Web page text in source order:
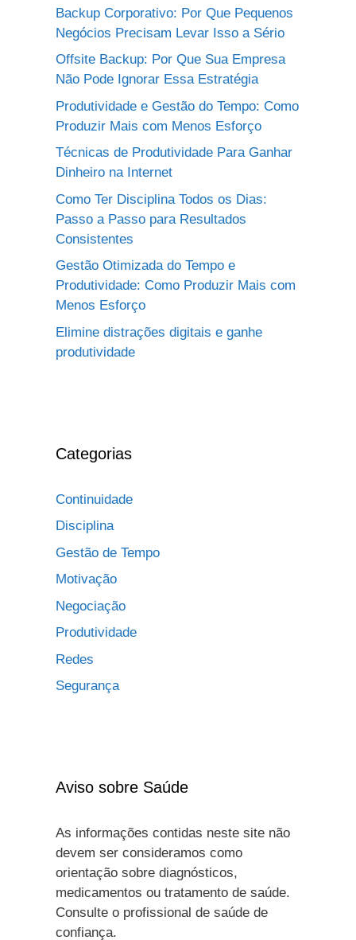
Backup Corporativo: Por Que Pequenos
Negócios Precisam Levar Isso a Sério
Offsite Backup: Por Que Sua Empresa
Não Pode Ignorar Essa Estratégia
Produtividade e Gestão do Tempo: Como
Produzir Mais com Menos Esforço
Técnicas de Produtividade Para Ganhar
Dinheiro na Internet
Como Ter Disciplina Todos os Dias:
Passo a Passo para Resultados
Consistentes
Gestão Otimizada do Tempo e
Produtividade: Como Produzir Mais com
Menos Esforço
Elimine distrações digitais e ganhe
produtividade
Categorias
Continuidade
Disciplina
Gestão de Tempo
Motivação
Negociação
Produtividade
Redes
Segurança
Aviso sobre Saúde
As informações contidas neste site não
devem ser consideramos como
orientação sobre diagnósticos,
medicamentos ou tratamento de saúde.
Consulte o profissional de saúde de
confiança.